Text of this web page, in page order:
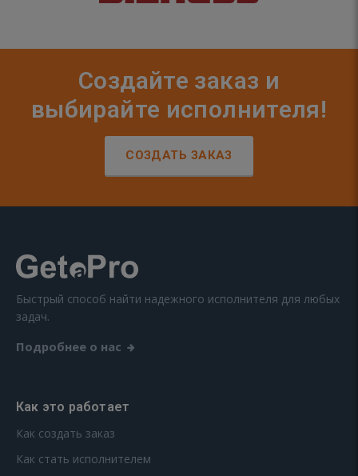
Создайте заказ и
выбирайте исполнителя!
СОЗДАТЬ ЗАКАЗ
Быстрый способ найти надежного исполнителя для любых
задач.
Подробнее о нас
Как это работает
Как создать заказ
Как стать исполнителем